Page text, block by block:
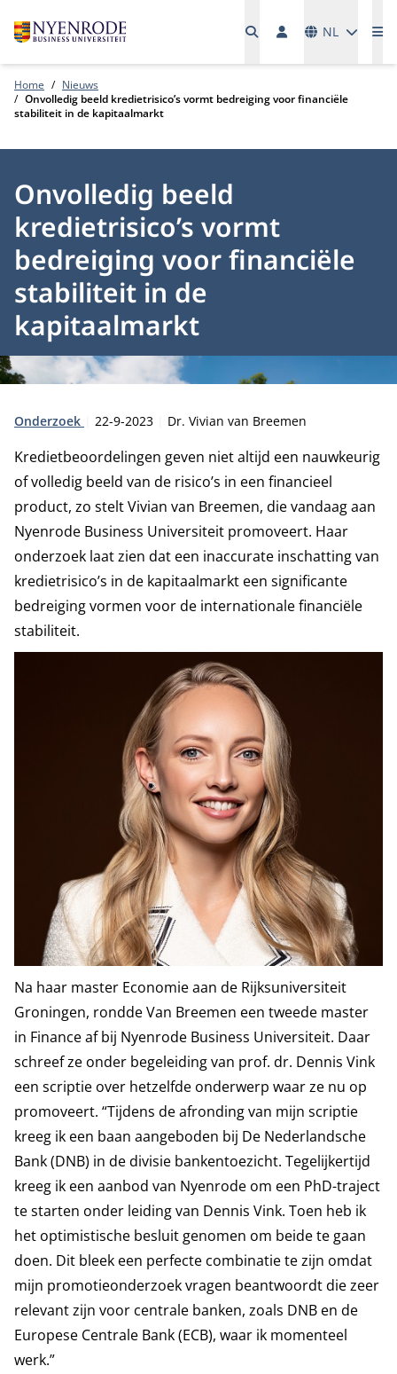
NL
Home
Nieuws
Onvolledig beeld kredietrisico’s vormt bedreiging voor financiële
stabiliteit in de kapitaalmarkt
Onvolledig beeld
kredietrisico’s vormt
bedreiging voor financiële
stabiliteit in de
kapitaalmarkt
Type:
Onderzoek Publicatiedatum:
22-9-2023 Auteur:
Dr. Vivian van Breemen
Kredietbeoordelingen geven niet altijd een nauwkeurig
of volledig beeld van de risico’s in een financieel
product, zo stelt Vivian van Breemen, die vandaag aan
Nyenrode Business Universiteit promoveert. Haar
onderzoek laat zien dat een inaccurate inschatting van
kredietrisico’s in de kapitaalmarkt een significante
bedreiging vormen voor de internationale financiële
stabiliteit.
Na haar master Economie aan de Rijksuniversiteit
Groningen, rondde Van Breemen een tweede master
in Finance af bij Nyenrode Business Universiteit. Daar
schreef ze onder begeleiding van prof. dr. Dennis Vink
een scriptie over hetzelfde onderwerp waar ze nu op
promoveert. “Tijdens de afronding van mijn scriptie
kreeg ik een baan aangeboden bij De Nederlandsche
Bank (DNB) in de divisie bankentoezicht. Tegelijkertijd
kreeg ik een aanbod van Nyenrode om een PhD-traject
te starten onder leiding van Dennis Vink. Toen heb ik
het optimistische besluit genomen om beide te gaan
doen. Dit bleek een perfecte combinatie te zijn omdat
mijn promotieonderzoek vragen beantwoordt die zeer
relevant zijn voor centrale banken, zoals DNB en de
Europese Centrale Bank (ECB), waar ik momenteel
werk.”